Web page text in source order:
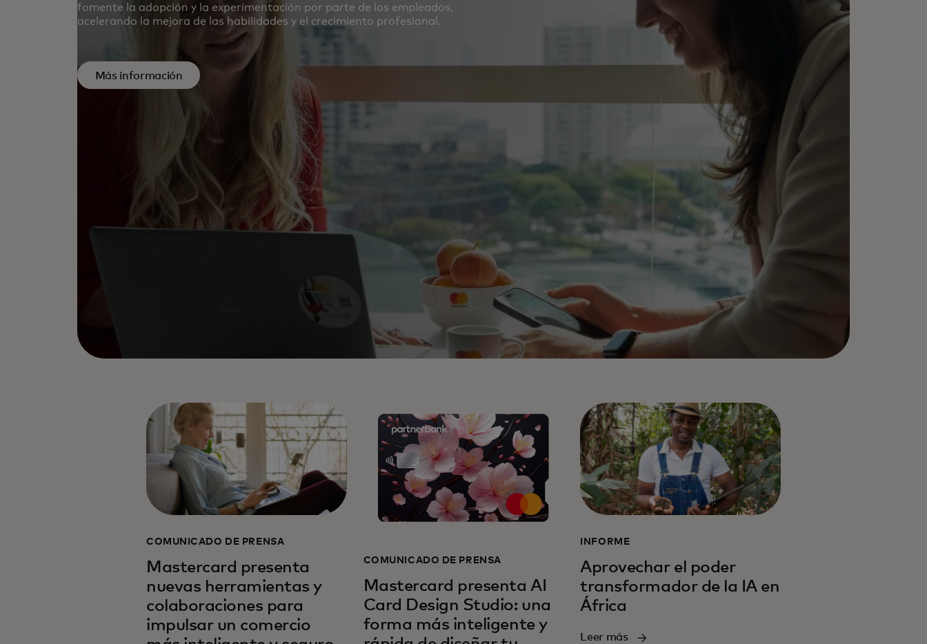
fomente la adopción y la experimentación por parte de los empleados,
acelerando la mejora de las habilidades y el crecimiento profesional.
Más información
COMUNICADO DE PRENSA
Mastercard presenta
nuevas herramientas y
colaboraciones para
impulsar un comercio
COMUNICADO DE PRENSA
Mastercard presenta AI
Card Design Studio: una
forma más inteligente y
INFORME
Aprovechar el poder
transformador de la IA en
África
Leer más